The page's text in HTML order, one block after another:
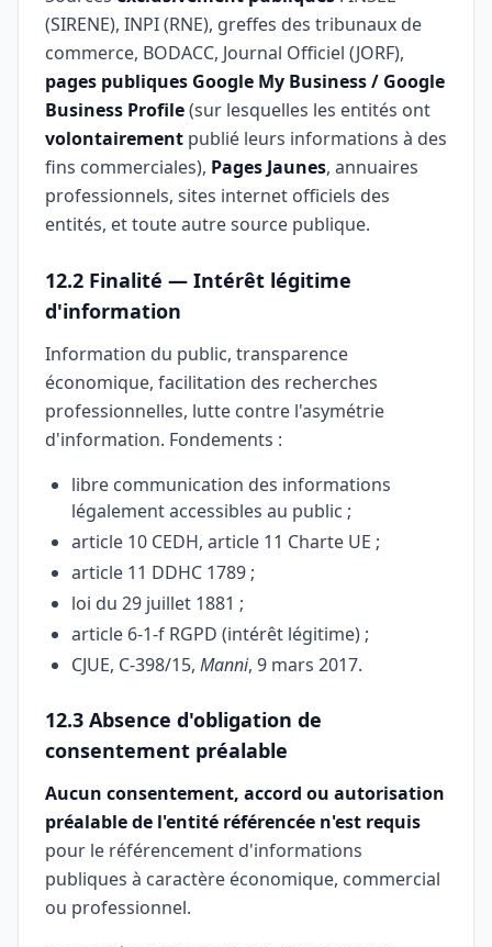
(SIRENE), INPI (RNE), greffes des tribunaux de
commerce, BODACC, Journal Officiel (JORF),
pages publiques Google My Business / Google
Business Profile(sur lesquelles les entités ont
volontairement publié leurs informations à des
fins commerciales), Pages Jaunes, annuaires
professionnels, sites internet officiels des
entités, et toute autre source publique.
12.2 Finalité — Intérêt légitime
d'information
Information du public, transparence
économique, facilitation des recherches
professionnelles, lutte contre l'asymétrie
d'information. Fondements :
libre communication des informations
légalement accessibles au public ;
article 10 CEDH, article 11 Charte UE ;
article 11 DDHC 1789 ;
loi du 29 juillet 1881 ;
article 6-1-f RGPD (intérêt légitime) ;
CJUE, C-398/15, Manni, 9 mars 2017.
12.3 Absence d'obligation de
consentement préalable
Aucun consentement, accord ou autorisation
préalable de l'entité référencée n'est requis
pour le référencement d'informations
publiques à caractère économique, commercial
ou professionnel.